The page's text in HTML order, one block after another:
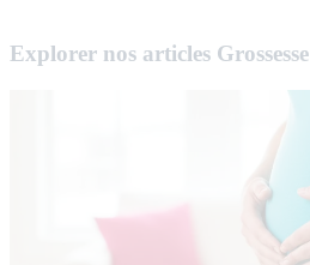
Explorer nos articles Grossesse